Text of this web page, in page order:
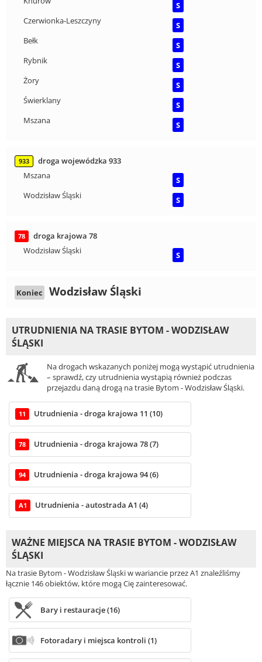
S
Czerwionka-Leszczyny
S
Bełk
S
Rybnik
S
Żory
S
Świerklany
S
Mszana
S
933
droga wojewódzka 933
Mszana
S
Wodzisław Śląski
S
78
droga krajowa 78
Wodzisław Śląski
S
Koniec Wodzisław Śląski
UTRUDNIENIA NA TRASIE BYTOM - WODZISŁAW
ŚLĄSKI
Na drogach wskazanych poniżej mogą wystąpić utrudnienia
– sprawdź, czy utrudnienia wystąpią również podczas
przejazdu daną drogą na trasie Bytom - Wodzisław Śląski.
11 Utrudnienia - droga krajowa 11 (10)
78 Utrudnienia - droga krajowa 78 (7)
94 Utrudnienia - droga krajowa 94 (6)
A1 Utrudnienia - autostrada A1 (4)
WAŻNE MIEJSCA NA TRASIE BYTOM - WODZISŁAW
ŚLĄSKI
Na trasie Bytom - Wodzisław Śląski w wariancie przez A1 znaleźliśmy
łącznie 146 obiektów, które mogą Cię zainteresować.
Bary i restauracje (16)
Fotoradary i miejsca kontroli (1)